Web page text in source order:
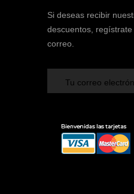
Si deseas recibir
descuentos,
correo.